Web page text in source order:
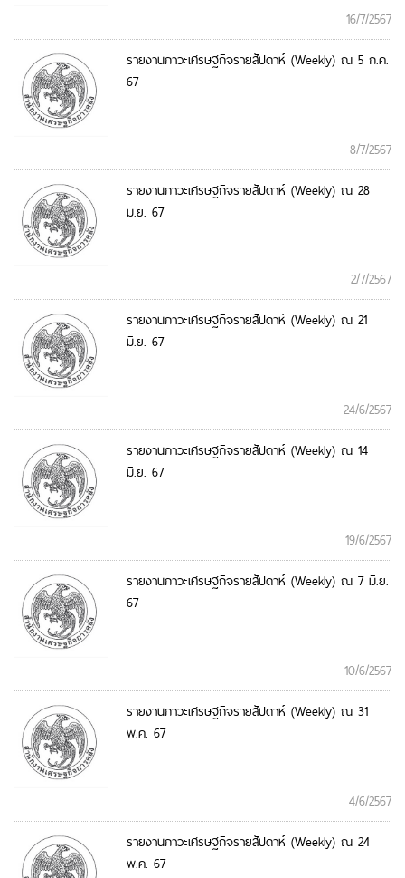
16/7/2567
รายงานภาวะเศรษฐกิจรายสัปดาห์ (Weekly) ณ 5 ก.ค.
67
8/7/2567
รายงานภาวะเศรษฐกิจรายสัปดาห์ (Weekly) ณ 28
มิ.ย. 67
2/7/2567
รายงานภาวะเศรษฐกิจรายสัปดาห์ (Weekly) ณ 21
มิ.ย. 67
24/6/2567
รายงานภาวะเศรษฐกิจรายสัปดาห์ (Weekly) ณ 14
มิ.ย. 67
19/6/2567
รายงานภาวะเศรษฐกิจรายสัปดาห์ (Weekly) ณ 7 มิ.ย.
67
10/6/2567
รายงานภาวะเศรษฐกิจรายสัปดาห์ (Weekly) ณ 31
พ.ค. 67
4/6/2567
รายงานภาวะเศรษฐกิจรายสัปดาห์ (Weekly) ณ 24
พ.ค. 67